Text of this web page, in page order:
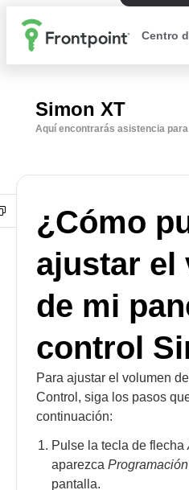
Centro
Simon XT
Aquí encontrarás asistencia para
¿Cómo
ajustar el
de mi
control
Para ajustar el volumen
Control, siga los pasos
continuación:
Pulse la tecla de flecha
aparezca
pantalla.